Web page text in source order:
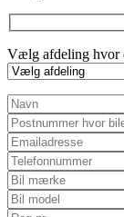
Vælg afdeling hvor